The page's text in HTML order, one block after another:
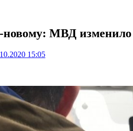
новому: МВД изменило
15:05